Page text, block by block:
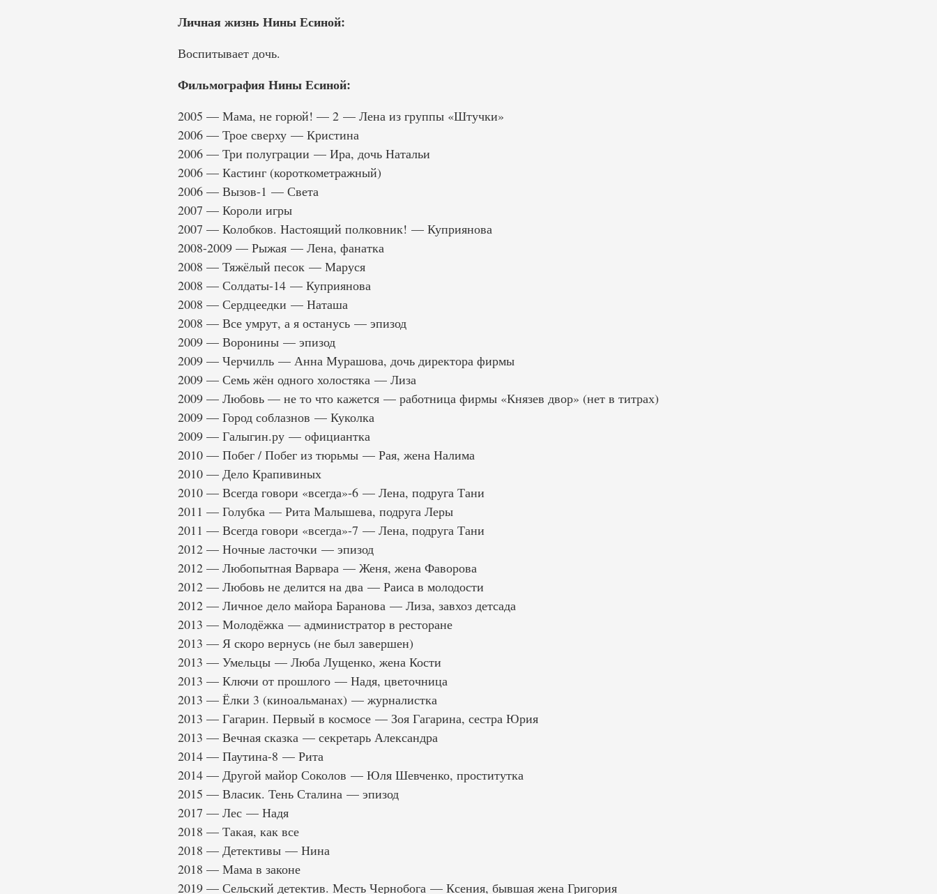
Личная жизнь Нины Есиной:
Воспитывает дочь.
Фильмография Нины Есиной:
2005 — Мама, не горюй! — 2 — Лена из группы «Штучки»
2006 — Трое сверху — Кристина
2006 — Три полуграции — Ира, дочь Натальи
2006 — Кастинг (короткометражный)
2006 — Вызов-1 — Света
2007 — Короли игры
2007 — Колобков. Настоящий полковник! — Куприянова
2008-2009 — Рыжая — Лена, фанатка
2008 — Тяжёлый песок — Маруся
2008 — Солдаты-14 — Куприянова
2008 — Сердцеедки — Наташа
2008 — Все умрут, а я останусь — эпизод
2009 — Воронины — эпизод
2009 — Черчилль — Анна Мурашова, дочь директора фирмы
2009 — Семь жён одного холостяка — Лиза
2009 — Любовь — не то что кажется — работница фирмы «Князев двор» (нет в титрах)
2009 — Город соблазнов — Куколка
2009 — Галыгин.ру — официантка
2010 — Побег / Побег из тюрьмы — Рая, жена Налима
2010 — Дело Крапивиных
2010 — Всегда говори «всегда»-6 — Лена, подруга Тани
2011 — Голубка — Рита Малышева, подруга Леры
2011 — Всегда говори «всегда»-7 — Лена, подруга Тани
2012 — Ночные ласточки — эпизод
2012 — Любопытная Варвара — Женя, жена Фаворова
2012 — Любовь не делится на два — Раиса в молодости
2012 — Личное дело майора Баранова — Лиза, завхоз детсада
2013 — Молодёжка — администратор в ресторане
2013 — Я скоро вернусь (не был завершен)
2013 — Умельцы — Люба Лущенко, жена Кости
2013 — Ключи от прошлого — Надя, цветочница
2013 — Ёлки 3 (киноальманах) — журналистка
2013 — Гагарин. Первый в космосе — Зоя Гагарина, сестра Юрия
2013 — Вечная сказка — секретарь Александра
2014 — Паутина-8 — Рита
2014 — Другой майор Соколов — Юля Шевченко, проститутка
2015 — Власик. Тень Сталина — эпизод
2017 — Лес — Надя
2018 — Такая, как все
2018 — Детективы — Нина
2018 — Мама в законе
2019 — Сельский детектив. Месть Чернобога — Ксения, бывшая жена Григория